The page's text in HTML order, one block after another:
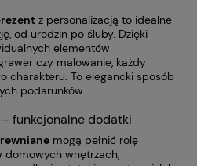
z personalizacją to idealne
od urodzin po śluby. Dzięki
elementów
czy malowanie, każdy
charakteru. To elegancki sposób
podarunków.
funkcjonalne dodatki
mogą pełnić rolę
domowych wnętrzach,